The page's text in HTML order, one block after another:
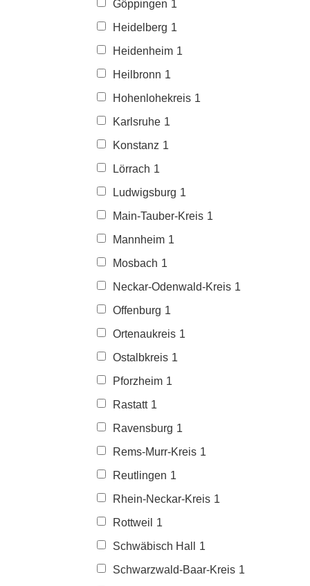
Göppingen 1
Heidelberg 1
Heidenheim 1
Heilbronn 1
Hohenlohekreis 1
Karlsruhe 1
Konstanz 1
Lörrach 1
Ludwigsburg 1
Main-Tauber-Kreis 1
Mannheim 1
Mosbach 1
Neckar-Odenwald-Kreis 1
Offenburg 1
Ortenaukreis 1
Ostalbkreis 1
Pforzheim 1
Rastatt 1
Ravensburg 1
Rems-Murr-Kreis 1
Reutlingen 1
Rhein-Neckar-Kreis 1
Rottweil
1
Schwäbisch Hall
1
Schwarzwald-Baar-Kreis 1